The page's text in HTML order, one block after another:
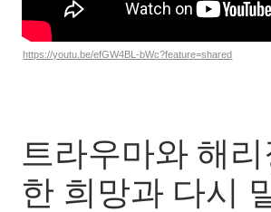
https://youtu.be/efGW4BL-bWc?feature=shared
트라우마와 해
한 희망과 다시